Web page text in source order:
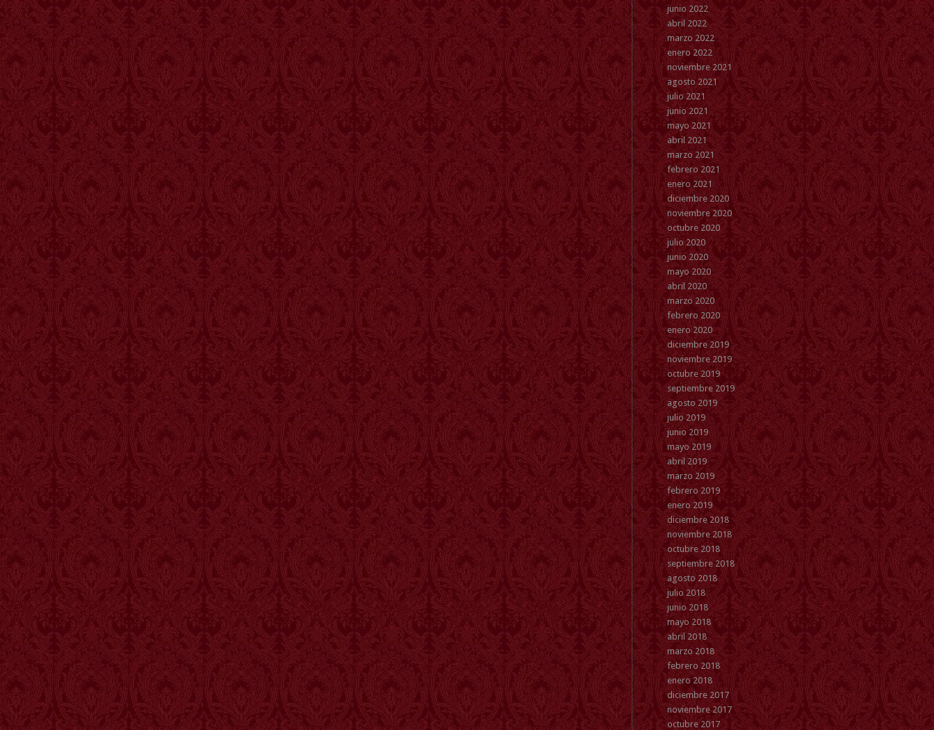
junio 2022
abril 2022
marzo 2022
enero 2022
noviembre 2021
agosto 2021
julio 2021
junio 2021
mayo 2021
abril 2021
marzo 2021
febrero 2021
enero 2021
diciembre 2020
noviembre 2020
octubre 2020
julio 2020
junio 2020
mayo 2020
abril 2020
marzo 2020
febrero 2020
enero 2020
diciembre 2019
noviembre 2019
octubre 2019
septiembre 2019
agosto 2019
julio 2019
junio 2019
mayo 2019
abril 2019
marzo 2019
febrero 2019
enero 2019
diciembre 2018
noviembre 2018
octubre 2018
septiembre 2018
agosto 2018
julio 2018
junio 2018
mayo 2018
abril 2018
marzo 2018
febrero 2018
enero 2018
diciembre 2017
noviembre 2017
octubre 2017